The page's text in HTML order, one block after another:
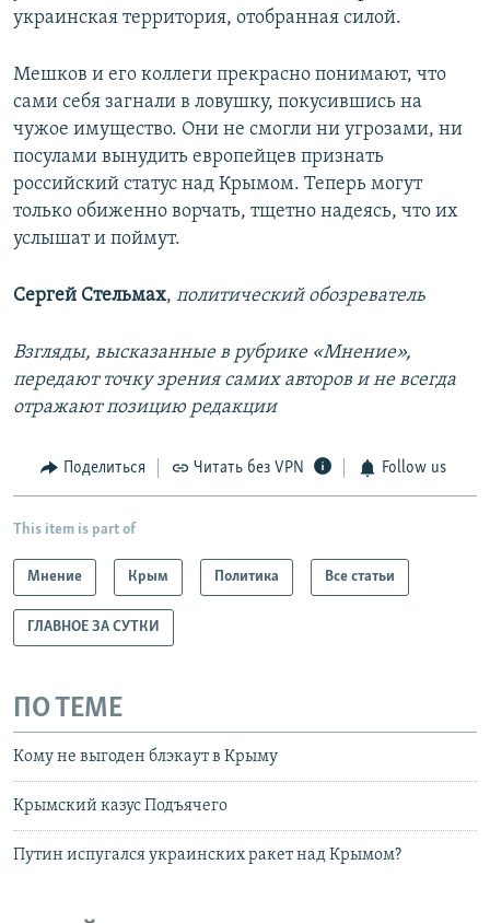
украинская территория, отобранная силой.
Мешков и его коллеги прекрасно понимают, что
сами себя загнали в ловушку, покусившись на
чужое имущество. Они не смогли ни угрозами, ни
посулами вынудить европейцев признать
российский статус над Крымом. Теперь могут
только обиженно ворчать, тщетно надеясь, что их
услышат и поймут.
Сергей Стельмах, политический обозреватель
Взгляды, высказанные в рубрике «Мнение»,
передают точку зрения самих авторов и не всегда
отражают позицию редакции
Поделиться Читать без VPN Follow us
This item is part of
Мнение Крым Политика Все статьи
ГЛАВНОЕ ЗА СУТКИ
ПО ТЕМЕ
Кому не выгоден блэкаут в Крыму
Крымский казус Подъячего
Путин испугался украинских ракет над Крымом?